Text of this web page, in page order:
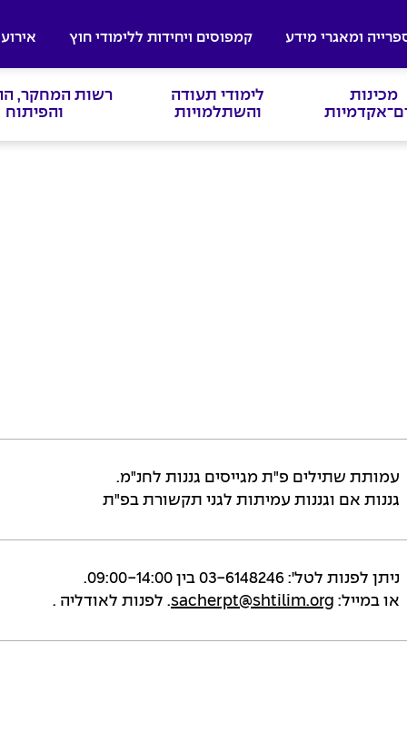
ומאגרי מידע קמפוסים ויחידות ללימודי חוץ
מכינות
לימודי תעודה
והשתלמויות
רשות המחקר,
והפיתוח
עמותת שתילים פ"ת מגייסים גננות לחנ"מ.
גננות אם וגננות עמיתות לגני תקשורת בפ"ת
ניתן לפנות לטל': 03-6148246 בין 09:00-14:00.
או במייל: sacherpt@shtilim.org. לפנות לאודליה .